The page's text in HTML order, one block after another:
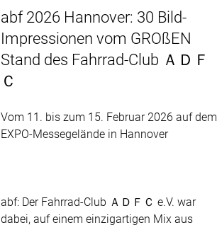
abf 2026 Hannover: 30 Bild-
Impressionen vom GROßEN
Stand des Fahrrad-Club ＡＤＦ
Ｃ
Vom 11. bis zum 15. Februar 2026 auf dem
EXPO-Messegelände in Hannover
abf: Der Fahrrad-Club ＡＤＦＣ e.V. war
dabei, auf einem einzigartigen Mix aus